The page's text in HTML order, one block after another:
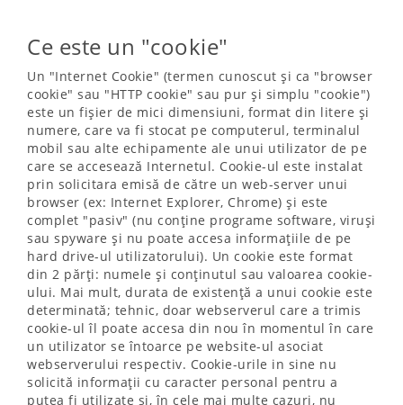
Ce este un "cookie"
Un "Internet Cookie" (termen cunoscut și ca "browser
cookie" sau "HTTP cookie" sau pur și simplu "cookie")
este un fișier de mici dimensiuni, format din litere și
numere, care va fi stocat pe computerul, terminalul
mobil sau alte echipamente ale unui utilizator de pe
care se accesează Internetul. Cookie-ul este instalat
prin solicitara emisă de către un web-server unui
browser (ex: Internet Explorer, Chrome) și este
complet "pasiv" (nu conține programe software, viruși
sau spyware și nu poate accesa informațiile de pe
hard drive-ul utilizatorului). Un cookie este format
din 2 părți: numele și conținutul sau valoarea cookie-
ului. Mai mult, durata de existență a unui cookie este
determinată; tehnic, doar webserverul care a trimis
cookie-ul îl poate accesa din nou în momentul în care
un utilizator se întoarce pe website-ul asociat
webserverului respectiv. Cookie-urile in sine nu
solicită informații cu caracter personal pentru a
putea fi utilizate și, în cele mai multe cazuri, nu